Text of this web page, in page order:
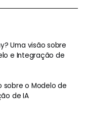
Uma visão sobre
e Integração de
sobre o Modelo de
de IA